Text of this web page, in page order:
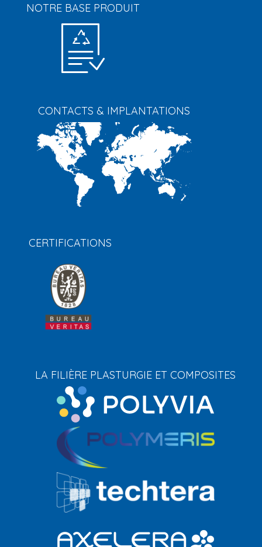
NOTRE BASE PRODUIT
CONTACTS & IMPLANTATIONS
CERTIFICATIONS
LA FILIÈRE PLASTURGIE ET COMPOSITES